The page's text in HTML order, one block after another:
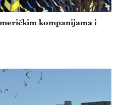
kompanijama i